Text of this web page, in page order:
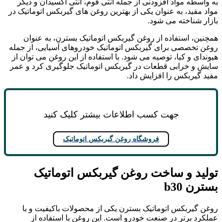
به واسطه مواد افزودنی از جمله آنتی فوم، آنتی اکسیدان و دیگر
مواد مفید، به عنوان یکی از بهترین روغن‌ های گیربکس اتوماتیک در
بازار شناخته می‌ شود.
همچنین، استفاده از روغن گیربکس اتوماتیک بسترن، به عنوان
روغن تخصصی برای گیربکس اتوماتیک خودروهای آسیایی، از جمله
هیوندای و کیا، توصیه می‌ شود. با استفاده از این روغن می ‌توان از
سایش و خرابی قطعات در گیربکس اتوماتیک جلوگیری کرد و عمر
مفید گیربکس را افزایش داد.
جهت کسب اطلاعات بیشتر کلیک کنید
فروشگاه روغن گیربکس اتوماتیک
تولید و ساخت روغن گیربکس اتوماتیک
بسترن b30
روغن گیربکس اتوماتیک بسترن یکی از محصولات باکیفیت و با
عملکرد برتر در صنعت خودرو است. این روغن با استفاده از